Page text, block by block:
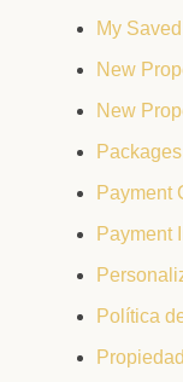
My
New
New
Packages
Payment
Payment
Política